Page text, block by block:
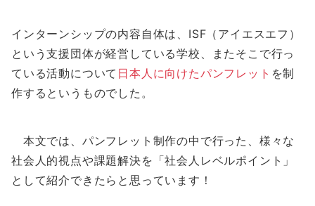
インターンシップの内容自体は、ISF（アイエスエフ）
という支援団体が経営している学校、またそこで行っ
ている活動について 日本人に向けたパンフレット を制
作するというものでした。
本文では、パンフレット制作の中で行った、様々な
社会人的視点や課題解決を「社会人レベルポイント」
として紹介できたらと思っています！